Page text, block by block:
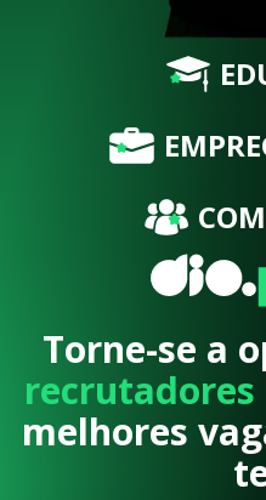
Torne-se a
recrutadores
melhores